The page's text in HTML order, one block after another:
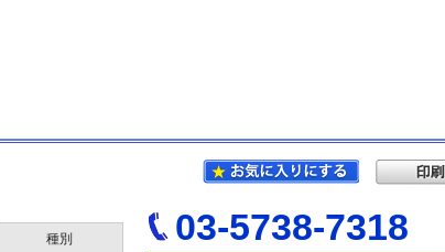
種別
03-5738-7318